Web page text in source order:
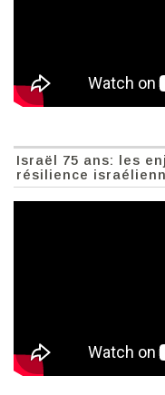
Israël 75 ans: les
résilience